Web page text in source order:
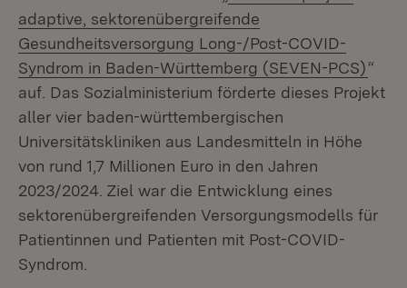
adaptive, sektorenübergreifende
Gesundheitsversorgung Long-/Post-COVID-
Syndrom in Baden-Württemberg (SEVEN-PCS)“
auf. Das Sozialministerium förderte dieses Projekt
aller vier baden-württembergischen
Universitätskliniken aus Landesmitteln in Höhe
von rund 1,7 Millionen Euro in den Jahren
2023/2024. Ziel war die Entwicklung eines
sektorenübergreifenden Versorgungsmodells für
Patientinnen und Patienten mit Post-COVID-
Syndrom.